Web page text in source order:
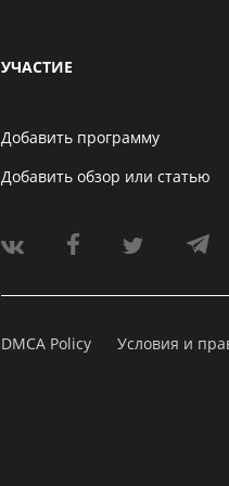
УЧАСТИЕ
Добавить программу
Добавить обзор или статью
DMCA Policy Условия и